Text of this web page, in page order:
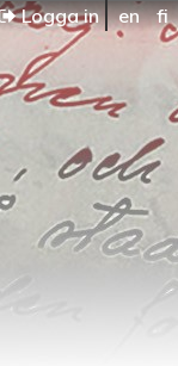
Logga in en fi